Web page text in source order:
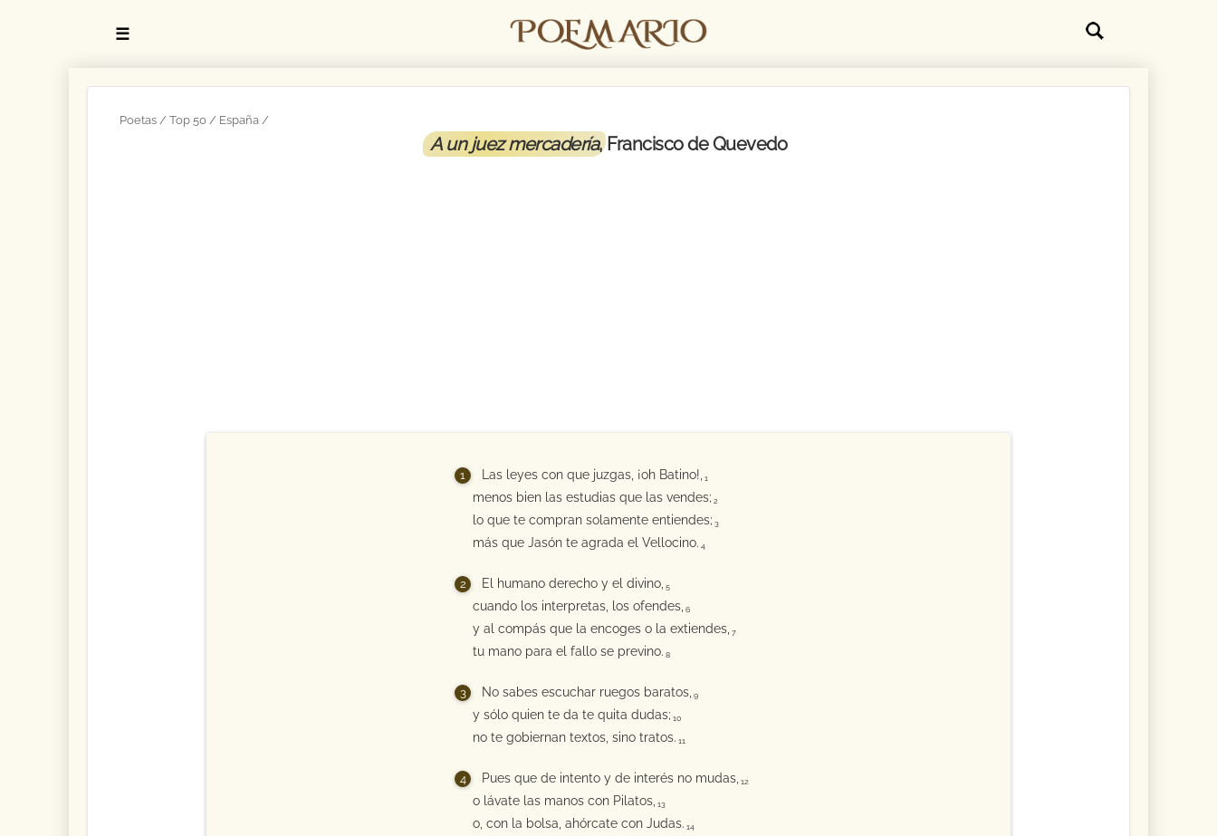
☰
Poetas Top 50 España
A un juez mercadería, Francisco de Quevedo
Las leyes con que juzgas, ¡oh Batino!, 1
menos bien las estudias que las vendes; 2
lo que te compran solamente entiendes; 3
más que Jasón te agrada el Vellocino. 4
El humano derecho y el divino, 5
cuando los interpretas, los ofendes, 6
y al compás que la encoges o la extiendes, 7
tu mano para el fallo se previno. 8
No sabes escuchar ruegos baratos, 9
y sólo quien te da te quita dudas; 10
no te gobiernan textos, sino tratos. 11
Pues que de intento y de interés no mudas, 12
o lávate las manos con Pilatos, 13
o, con la bolsa, ahórcate con Judas. 14